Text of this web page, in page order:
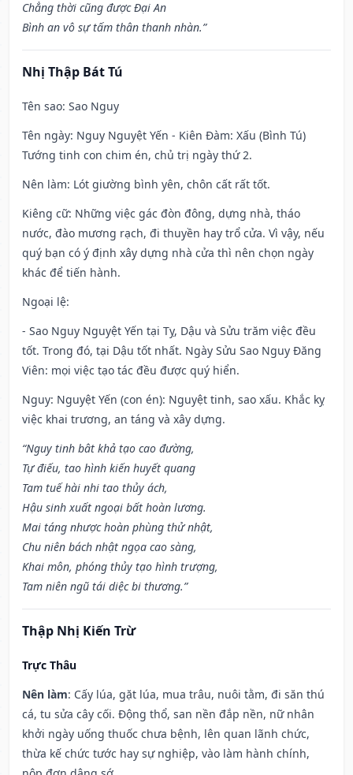
Chẳng thời cũng được Đại An
Bình an vô sự tấm thân thanh nhàn.”
Nhị Thập Bát Tú
Tên sao: Sao Nguy
Tên ngày: Nguy Nguyệt Yến - Kiên Đàm: Xấu (Bình Tú)
Tướng tinh con chim én, chủ trị ngày thứ 2.
Nên làm: Lót giường bình yên, chôn cất rất tốt.
Kiêng cữ: Những việc gác đòn đông, dựng nhà, tháo
nước, đào mương rạch, đi thuyền hay trổ cửa. Vì vậy, nếu
quý bạn có ý định xây dựng nhà cửa thì nên chọn ngày
khác để tiến hành.
Ngoại lệ:
- Sao Nguy Nguyệt Yến tại Tỵ, Dậu và Sửu trăm việc đều
tốt. Trong đó, tại Dậu tốt nhất. Ngày Sửu Sao Nguy Đăng
Viên: mọi việc tạo tác đều được quý hiển.
Nguy: Nguyệt Yến (con én): Nguyệt tinh, sao xấu. Khắc kỵ
việc khai trương, an táng và xây dựng.
“Nguy tinh bât khả tạo cao đường,
Tự điếu, tao hình kiến huyết quang
Tam tuế hài nhi tao thủy ách,
Hậu sinh xuất ngoại bất hoàn lương.
Mai táng nhược hoàn phùng thử nhật,
Chu niên bách nhật ngọa cao sàng,
Khai môn, phóng thủy tạo hình trượng,
Tam niên ngũ tái diệc bi thương.”
Thập Nhị Kiến Trừ
Trực Thâu
Nên làm: Cấy lúa, gặt lúa, mua trâu, nuôi tằm, đi săn thú
cá, tu sửa cây cối. Động thổ, san nền đắp nền, nữ nhân
khởi ngày uống thuốc chưa bệnh, lên quan lãnh chức,
thừa kế chức tước hay sự nghiệp, vào làm hành chính,